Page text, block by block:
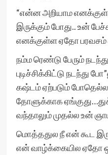
“என்ன அறியாம
இருக்கும் போது.. உன்
எனக்குள்ள ஏதோ பரவசம்
நம்ம ரெண்டு பேரும்
புடிச்சிக்கிட்டு நடந்து
கஷ்டம் ஏற்படும்
தோளுக்காக
வந்தாலும் முதல்ல உன்
மொத்ததுல நீ என் கூட
என் வாழ்க்கையில ஏதோ